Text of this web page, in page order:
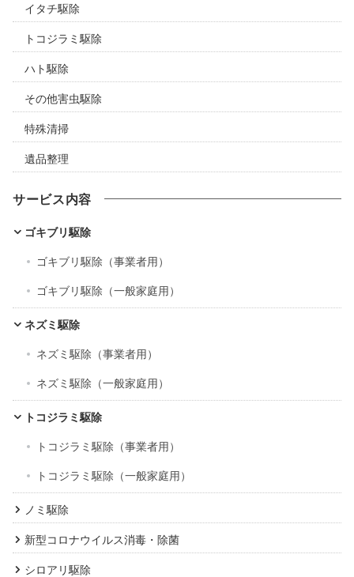
イタチ駆除
トコジラミ駆除
ハト駆除
その他害虫駆除
特殊清掃
遺品整理
サービス内容
ゴキブリ駆除
ゴキブリ駆除（事業者用）
ゴキブリ駆除（一般家庭用）
ネズミ駆除
ネズミ駆除（事業者用）
ネズミ駆除（一般家庭用）
トコジラミ駆除
トコジラミ駆除（事業者用）
トコジラミ駆除（一般家庭用）
ノミ駆除
新型コロナウイルス消毒・除菌
シロアリ駆除